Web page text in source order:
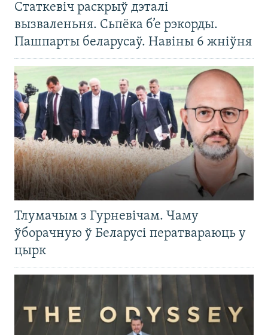
Статкевіч раскрыў дэталі
вызваленьня. Сьпёка б’е рэкорды.
Пашпарты беларусаў. Навіны 6 жніўня
Тлумачым з Гурневічам. Чаму
ўборачную ў Беларусі ператвараюць у
цырк